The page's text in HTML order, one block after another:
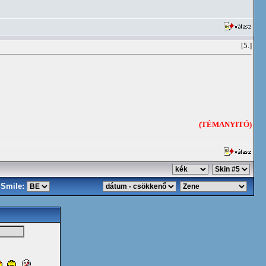
[5.]
(TÉMANYITÓ)
Smile: